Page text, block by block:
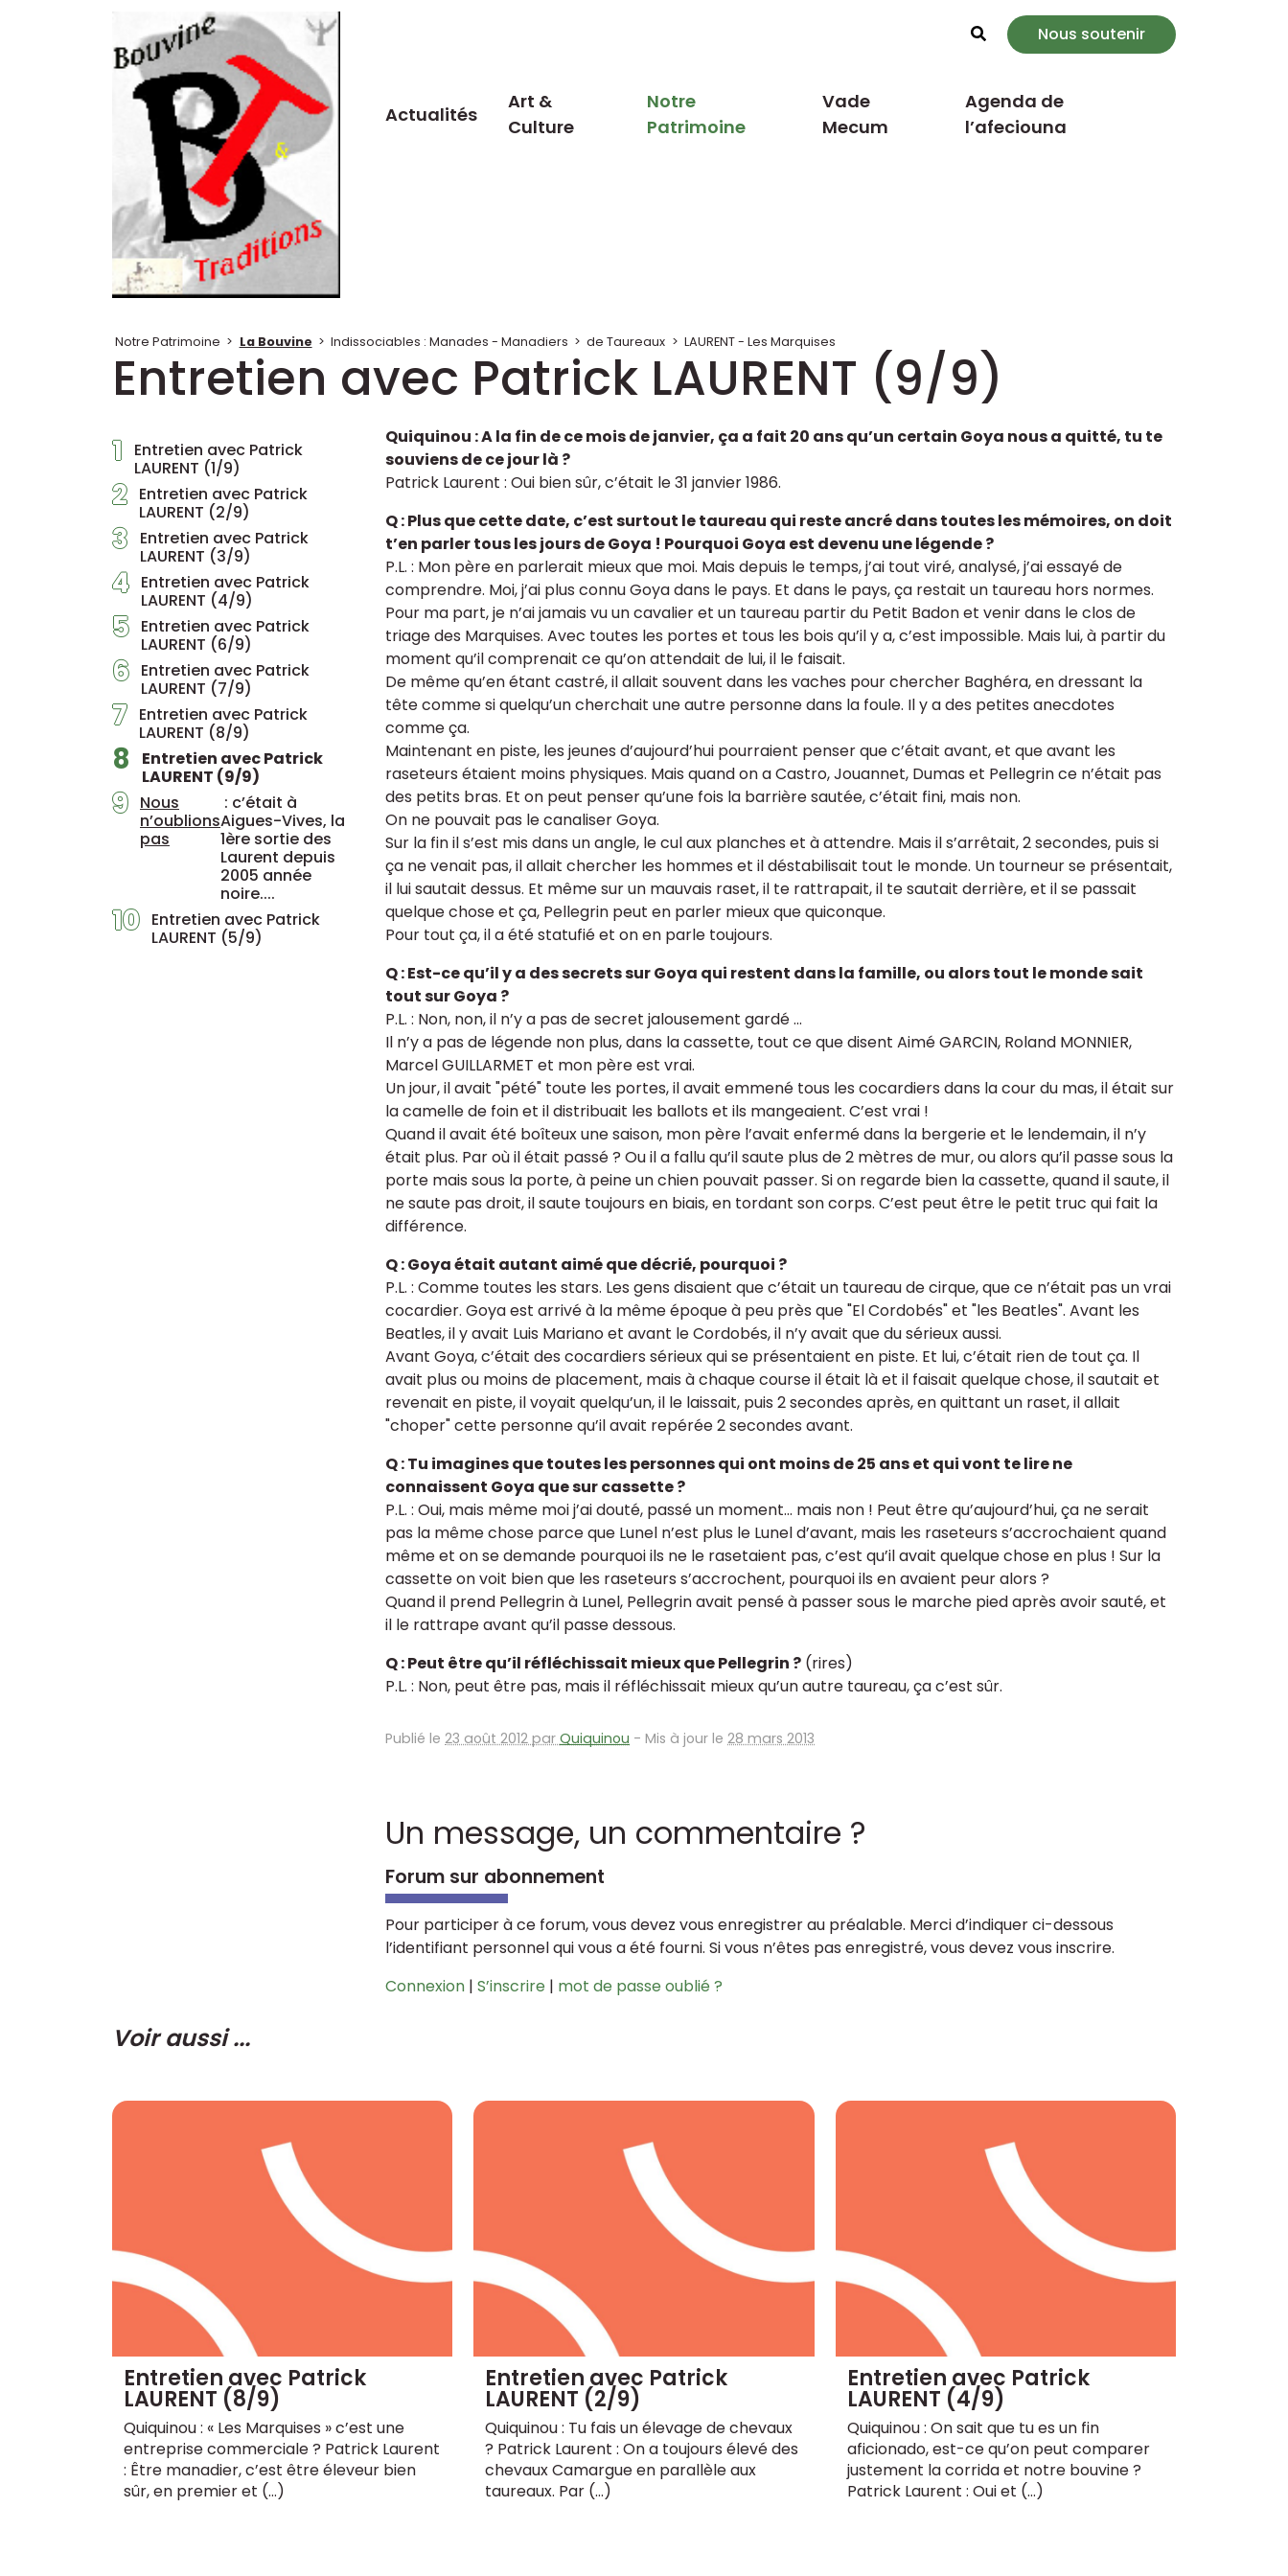
Rechercher
Nous soutenir
Actualités
Art &
Culture
Notre
Patrimoine
Vade
Mecum
Agenda de
l’afeciouna
Notre Patrimoine > La Bouvine > Indissociables : Manades - Manadiers > de Taureaux > LAURENT - Les Marquises
Entretien avec Patrick LAURENT (9/9)
1
Entretien avec Patrick
LAURENT (1/9)
2 Entretien avec Patrick
LAURENT (2/9)
3
Entretien avec Patrick
LAURENT (3/9)
4 Entretien avec Patrick
LAURENT (4/9)
5 Entretien avec Patrick
LAURENT (6/9)
6 Entretien avec Patrick
LAURENT (7/9)
7 Entretien avec Patrick
LAURENT (8/9)
8
Entretien avec Patrick
LAURENT (9/9)
9 Nous
n’oublions
pas
: c’était à
Aigues-Vives, la
1ère sortie des
Laurent depuis
2005 année
noire....
10 Entretien avec Patrick
LAURENT (5/9)
Quiquinou : A la fin de ce mois de janvier, ça a fait 20 ans qu’un certain Goya nous a quitté, tu te
souviens de ce jour là ?
Patrick Laurent : Oui bien sûr, c’était le 31 janvier 1986.
Q : Plus que cette date, c’est surtout le taureau qui reste ancré dans toutes les mémoires, on doit
t’en parler tous les jours de Goya ! Pourquoi Goya est devenu une légende ?
P.L. : Mon père en parlerait mieux que moi. Mais depuis le temps, j’ai tout viré, analysé, j’ai essayé de
comprendre. Moi, j’ai plus connu Goya dans le pays. Et dans le pays, ça restait un taureau hors normes.
Pour ma part, je n’ai jamais vu un cavalier et un taureau partir du Petit Badon et venir dans le clos de
triage des Marquises. Avec toutes les portes et tous les bois qu’il y a, c’est impossible. Mais lui, à partir du
moment qu’il comprenait ce qu’on attendait de lui, il le faisait.
De même qu’en étant castré, il allait souvent dans les vaches pour chercher Baghéra, en dressant la
tête comme si quelqu’un cherchait une autre personne dans la foule. Il y a des petites anecdotes
comme ça.
Maintenant en piste, les jeunes d’aujourd’hui pourraient penser que c’était avant, et que avant les
raseteurs étaient moins physiques. Mais quand on a Castro, Jouannet, Dumas et Pellegrin ce n’était pas
des petits bras. Et on peut penser qu’une fois la barrière sautée, c’était fini, mais non.
On ne pouvait pas le canaliser Goya.
Sur la fin il s’est mis dans un angle, le cul aux planches et à attendre. Mais il s’arrêtait, 2 secondes, puis si
ça ne venait pas, il allait chercher les hommes et il déstabilisait tout le monde. Un tourneur se présentait,
il lui sautait dessus. Et même sur un mauvais raset, il te rattrapait, il te sautait derrière, et il se passait
quelque chose et ça, Pellegrin peut en parler mieux que quiconque.
Pour tout ça, il a été statufié et on en parle toujours.
Q : Est-ce qu’il y a des secrets sur Goya qui restent dans la famille, ou alors tout le monde sait
tout sur Goya ?
P.L. : Non, non, il n’y a pas de secret jalousement gardé ...
Il n’y a pas de légende non plus, dans la cassette, tout ce que disent Aimé GARCIN, Roland MONNIER,
Marcel GUILLARMET et mon père est vrai.
Un jour, il avait "pété" toute les portes, il avait emmené tous les cocardiers dans la cour du mas, il était sur
la camelle de foin et il distribuait les ballots et ils mangeaient. C’est vrai !
Quand il avait été boîteux une saison, mon père l’avait enfermé dans la bergerie et le lendemain, il n’y
était plus. Par où il était passé ? Ou il a fallu qu’il saute plus de 2 mètres de mur, ou alors qu’il passe sous la
porte mais sous la porte, à peine un chien pouvait passer. Si on regarde bien la cassette, quand il saute, il
ne saute pas droit, il saute toujours en biais, en tordant son corps. C’est peut être le petit truc qui fait la
différence.
Q : Goya était autant aimé que décrié, pourquoi ?
P.L. : Comme toutes les stars. Les gens disaient que c’était un taureau de cirque, que ce n’était pas un vrai
cocardier. Goya est arrivé à la même époque à peu près que "El Cordobés" et "les Beatles". Avant les
Beatles, il y avait Luis Mariano et avant le Cordobés, il n’y avait que du sérieux aussi.
Avant Goya, c’était des cocardiers sérieux qui se présentaient en piste. Et lui, c’était rien de tout ça. Il
avait plus ou moins de placement, mais à chaque course il était là et il faisait quelque chose, il sautait et
revenait en piste, il voyait quelqu’un, il le laissait, puis 2 secondes après, en quittant un raset, il allait
"choper" cette personne qu’il avait repérée 2 secondes avant.
Q : Tu imagines que toutes les personnes qui ont moins de 25 ans et qui vont te lire ne
connaissent Goya que sur cassette ?
P.L. : Oui, mais même moi j’ai douté, passé un moment... mais non ! Peut être qu’aujourd’hui, ça ne serait
pas la même chose parce que Lunel n’est plus le Lunel d’avant, mais les raseteurs s’accrochaient quand
même et on se demande pourquoi ils ne le rasetaient pas, c’est qu’il avait quelque chose en plus ! Sur la
cassette on voit bien que les raseteurs s’accrochent, pourquoi ils en avaient peur alors ?
Quand il prend Pellegrin à Lunel, Pellegrin avait pensé à passer sous le marche pied après avoir sauté, et
il le rattrape avant qu’il passe dessous.
Q : Peut être qu’il réfléchissait mieux que Pellegrin ? (rires)
P.L. : Non, peut être pas, mais il réfléchissait mieux qu’un autre taureau, ça c’est sûr.
Publié le 23 août 2012 par Quiquinou - Mis à jour le 28 mars 2013
Un message, un commentaire ?
Forum sur abonnement
Pour participer à ce forum, vous devez vous enregistrer au préalable. Merci d’indiquer ci-dessous
l’identifiant personnel qui vous a été fourni. Si vous n’êtes pas enregistré, vous devez vous inscrire.
Connexion | S’inscrire | mot de passe oublié ?
Voir aussi ...
Entretien avec Patrick
LAURENT (8/9)
Quiquinou : « Les Marquises » c’est une
entreprise commerciale ? Patrick Laurent
: Être manadier, c’est être éleveur bien
sûr, en premier et (…)
Entretien avec Patrick
LAURENT (2/9)
Quiquinou : Tu fais un élevage de chevaux
? Patrick Laurent : On a toujours élevé des
chevaux Camargue en parallèle aux
taureaux. Par (…)
Entretien avec Patrick
LAURENT (4/9)
Quiquinou : On sait que tu es un fin
aficionado, est-ce qu’on peut comparer
justement la corrida et notre bouvine ?
Patrick Laurent : Oui et (…)